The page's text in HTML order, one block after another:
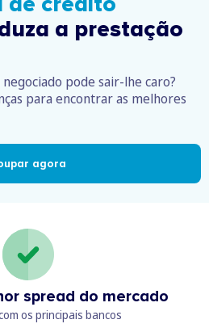
a prestação
pode sair-lhe caro?
para encontrar as melhores
agora
spread do mercado
os principais bancos